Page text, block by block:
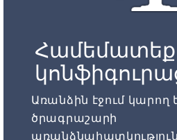
Համեմատեք
Առանձին էջում կարող
ծրագրաշարի